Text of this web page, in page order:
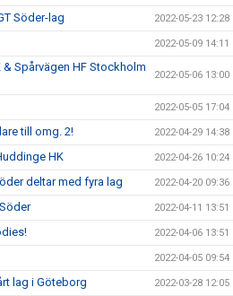
Söder-lag 2022-05-23 12:28
2022-05-09 14:11
Spårvägen HF Stockholm
2022-05-06 13:00
2022-05-05 17:04
till omg. 2! 2022-04-29 14:38
HK 2022-04-26 10:24
deltar med fyra lag 2022-04-20 09:36
2022-04-11 13:51
2022-04-06 13:51
2022-04-05 09:54
lag i Göteborg 2022-03-28 12:05